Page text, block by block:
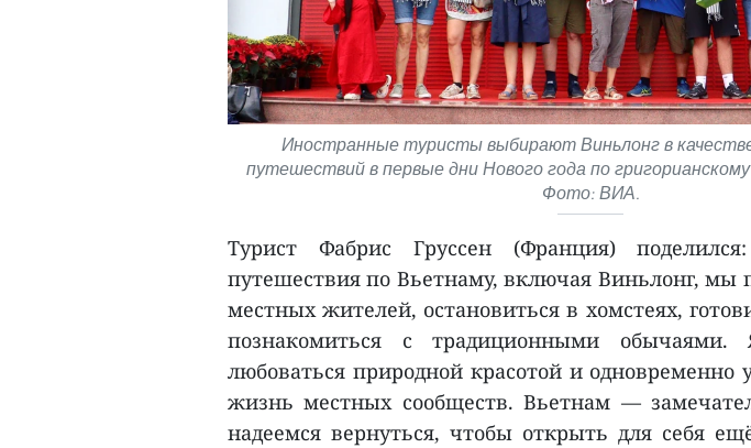
Иностранные туристы выбирают Виньлонг в
путешествий в первые дни Нового года по
Фото: ВИА.
Турист Фабрис Груссен (Франция)
путешествия по Вьетнаму, включая Виньлонг, мы
местных жителей, остановиться в хомстеях,
познакомиться с традиционными обычаями.
любоваться природной красотой и одновременно
жизнь местных сообществ. Вьетнам —
надеемся вернуться, чтобы открыть для себя